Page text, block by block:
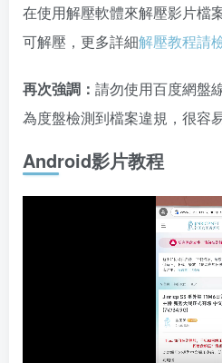
在使用解壓軟體來解壓影片檔
可解壓，更多詳細解壓教程請
再次強調： 請勿使用百度網盤
為度盤檢測到檔案違規，很容
Android影片教程